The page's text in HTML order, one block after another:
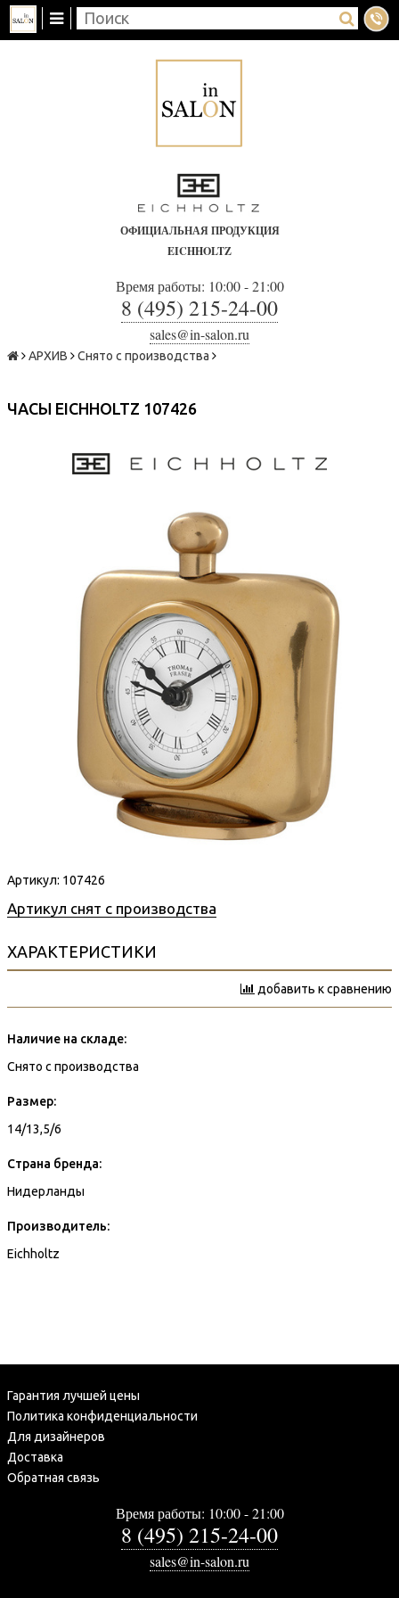
ОФИЦИАЛЬНАЯ ПРОДУКЦИЯ
EICHHOLTZ
Время работы: 10:00 - 21:00
8 (495) 215-24-00
sales@in-salon.ru
АРХИВ Снято с производства
ЧАСЫ EICHHOLTZ 107426
Артикул: 107426
Артикул снят с производства
ХАРАКТЕРИСТИКИ
добавить к сравнению
Наличие на складе:
Снято с производства
Размер:
14/13,5/6
Страна бренда:
Нидерланды
Производитель:
Eichholtz
Гарантия лучшей цены
Политика конфиденциальности
Для дизайнеров
Доставка
Обратная связь
Время работы: 10:00 - 21:00
8 (495) 215-24-00
sales@in-salon.ru